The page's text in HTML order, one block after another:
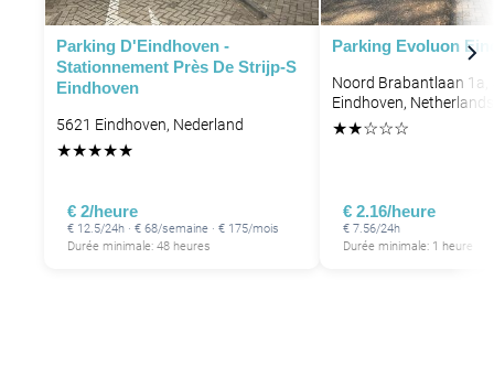
Parking D'Eindhoven -
Stationnement Près De Strijp-S
Eindhoven
5621 Eindhoven, Nederland
★★★★★
€ 2/heure
€ 12.5/24h · € 68/semaine · € 175/mois
Durée minimale: 48 heures
Parking Evoluon
Noord Brabantlaan 1a,
Eindhoven, Netherlands
★★☆☆☆
€ 2.16/heure
€ 7.56/24h
Durée minimale: 1 heure